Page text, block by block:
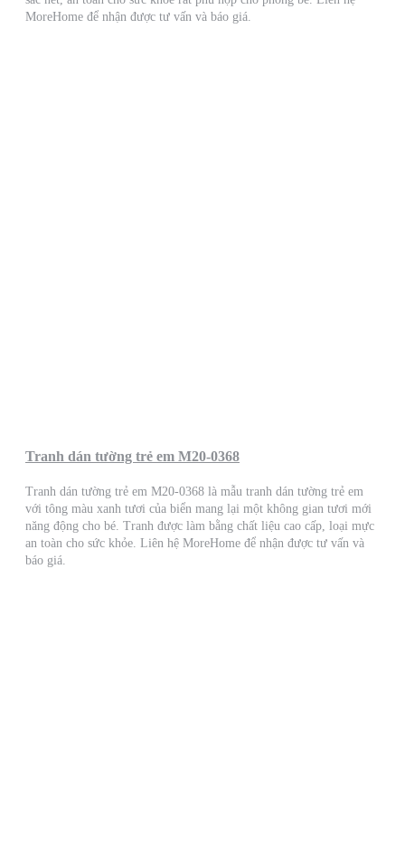
MoreHome để nhận được tư vấn và báo giá.
Tranh dán tường trẻ em M20-0368
Tranh dán tường trẻ em M20-0368 là mẫu tranh dán tường trẻ em
với tông màu xanh tươi của biển mang lại một không gian tươi mới
năng động cho bé. Tranh được làm bằng chất liệu cao cấp, loại mực
an toàn cho sức khỏe. Liên hệ MoreHome để nhận được tư vấn và
báo giá.